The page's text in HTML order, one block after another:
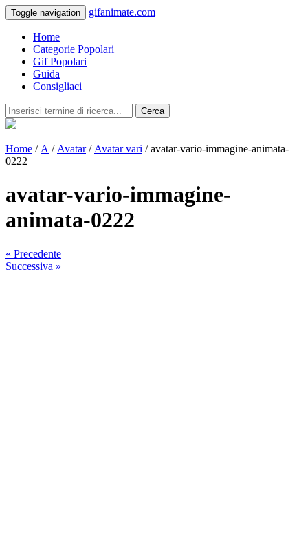
Toggle navigation gifanimate.com
Home
Categorie Popolari
Gif Popolari
Guida
Consigliaci
Cerca
Home / A / Avatar/ Avatar vari / avatar-vario-immagine-animata-
0222
avatar-vario-immagine-
animata-0222
« Precedente
Successiva »